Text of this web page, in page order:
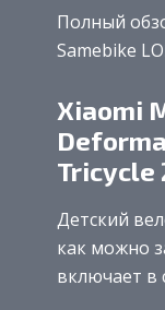
Полный
Samebike
Xiaomi
Tricycle
Детский
как можно
включает в